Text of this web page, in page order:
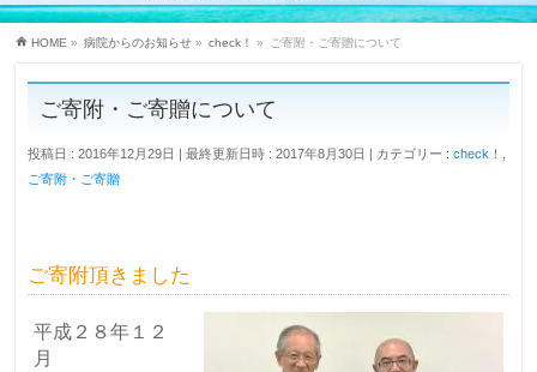
HOME » 病院からのお知らせ » check！ » ご寄附・ご寄贈について
ご寄附・ご寄贈について
投稿日 : 2016年12月29日 最終更新日時 : 2017年8月30日 カテゴリー :check！
ご寄附・ご寄贈
ご寄附頂きました
平成２８年１２
月